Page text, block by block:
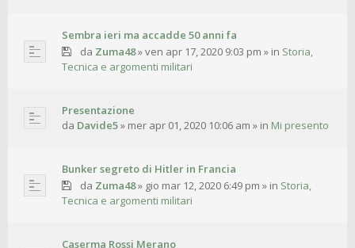
Sembra ieri ma accadde 50 anni fa
da Zuma48»ven apr 17, 2020 9:03 pm » in Storia,
Tecnica e argomenti militari
Presentazione
da Davide5» mer apr 01, 2020 10:06 am » in Mi presento
Bunker segreto di Hitler in Francia
da Zuma48» gio mar 12, 2020 6:49 pm » in Storia,
Tecnica e argomenti militari
Caserma Rossi Merano